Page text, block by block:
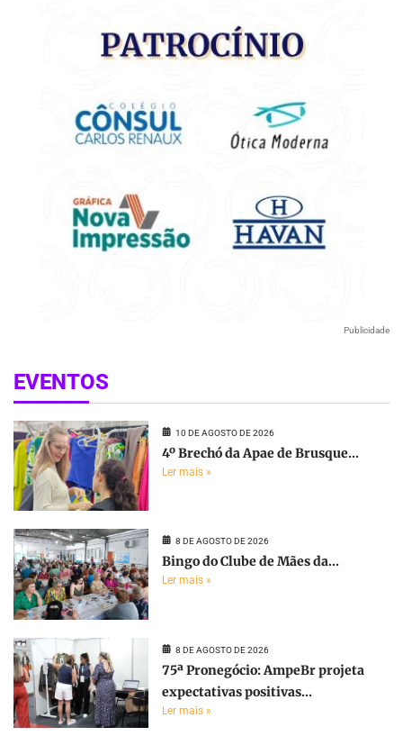
Publicidade
EVENTOS
10 DE AGOSTO DE 2026
4º Brechó da Apae de Brusque...
Ler mais »
8 DE AGOSTO DE 2026
Bingo do Clube de Mães da...
Ler mais »
8 DE AGOSTO DE 2026
75ª Pronegócio: AmpeBr projeta
expectativas positivas...
Ler mais »